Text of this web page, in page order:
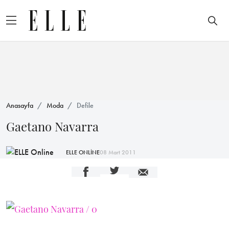
Anasayfa Moda Defile
Gaetano Navarra
ELLE ONLİNE08 Mart 2011